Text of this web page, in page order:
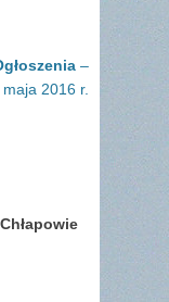
–
2016 r.